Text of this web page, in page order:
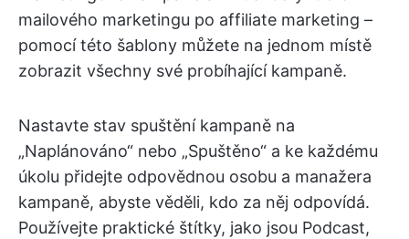
mailového marketingu po affiliate marketing –
pomocí této šablony můžete na jednom místě
zobrazit všechny své probíhající kampaně.
Nastavte stav spuštění kampaně na
„Naplánováno“ nebo „Spuštěno“ a ke každému
úkolu přidejte odpovědnou osobu a manažera
kampaně, abyste věděli, kdo za něj odpovídá.
Používejte praktické štítky, jako jsou Podcast,